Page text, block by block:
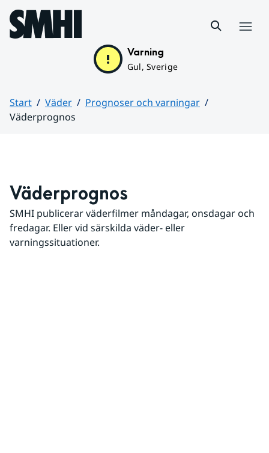
Hoppa till sidans innehåll
Varning
Gul, Sverige
Start Väder
Prognoser och varningar
Väderprognos
Väderprognos
SMHI publicerar väderfilmer måndagar, onsdagar och
fredagar. Eller vid särskilda väder- eller
varningssituationer.